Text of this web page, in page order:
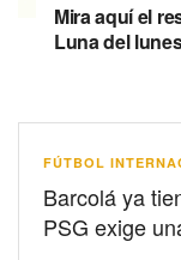
Mira aquí el
Luna del
FÚTBOL
Barcolá ya
PSG exige